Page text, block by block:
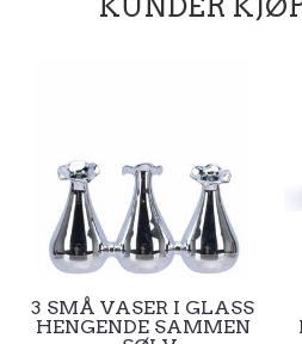
3 SMÅ VASER I GLASS
HENGENDE SAMMEN